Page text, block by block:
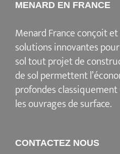
MENARD EN FRANCE
Menard France conçoit
solutions innovantes
sol tout projet de
de sol permettent
profondes
les ouvrages de surface.
CONTACTEZ NOUS